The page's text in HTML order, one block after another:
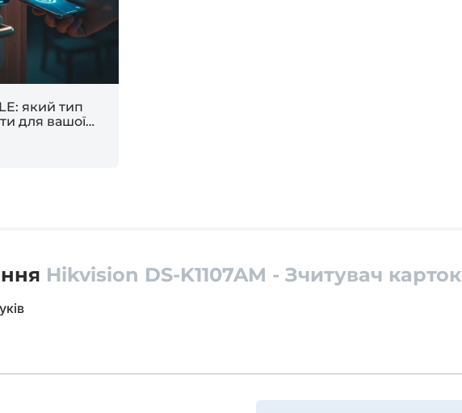
який тип
для вашої
Hikvision DS-K1107AM - Зчитувач карток